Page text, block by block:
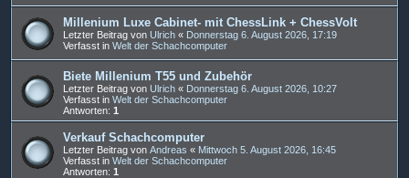
Millenium Luxe Cabinet- mit ChessLink + ChessVolt
Letzter Beitrag von Ulrich « Donnerstag 6. August 2026, 17:19
Verfasst in Welt der Schachcomputer
Biete Millenium T55 und Zubehör
Letzter Beitrag von Ulrich « Donnerstag 6. August 2026, 10:27
Verfasst in Welt der Schachcomputer
Antworten: 1
Verkauf Schachcomputer
Letzter Beitrag von Andreas « Mittwoch 5. August 2026, 16:45
Verfasst in Welt der Schachcomputer
Antworten: 1